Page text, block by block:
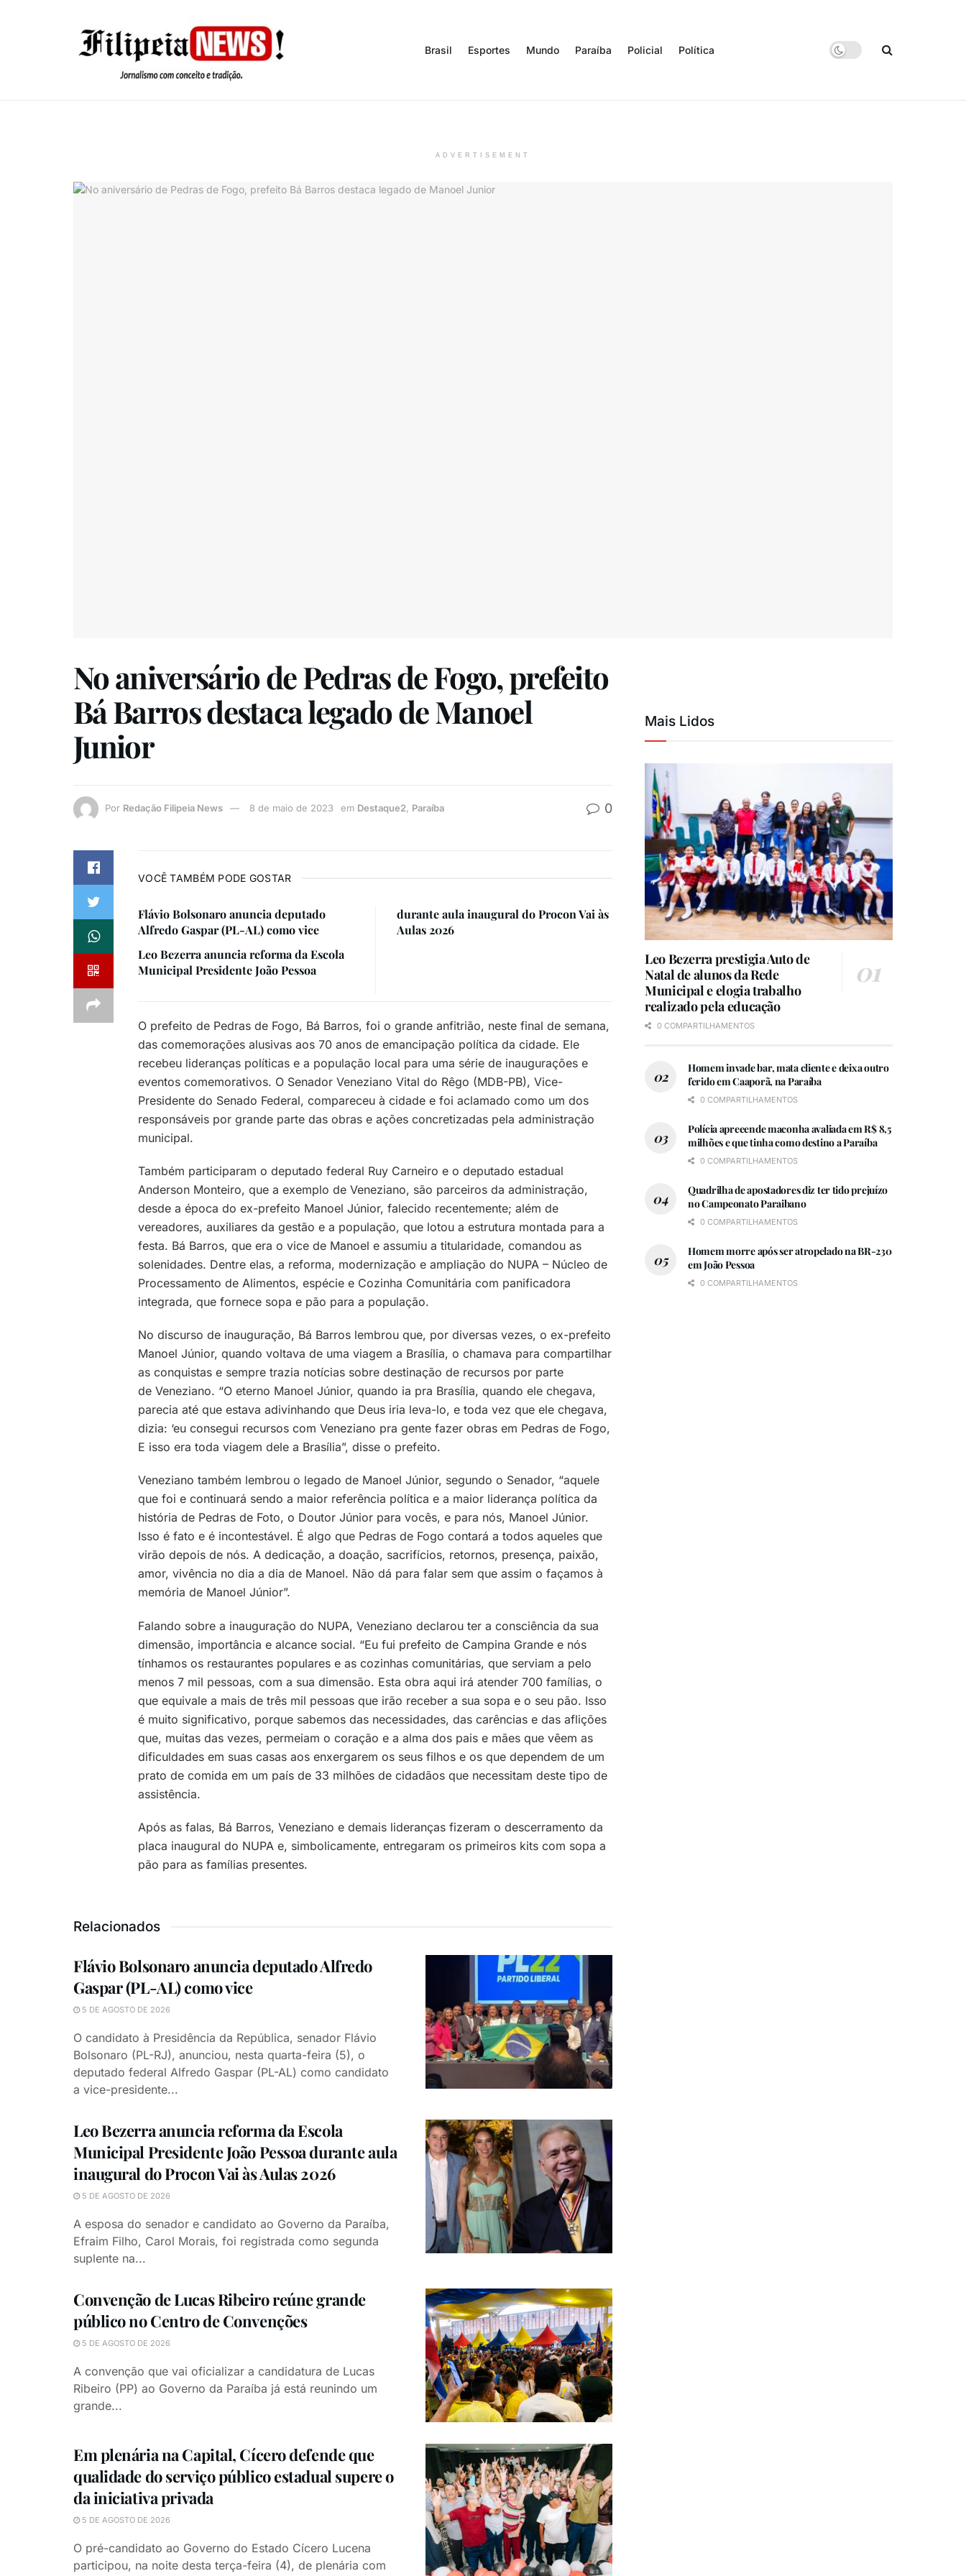
Brasil Esportes Mundo Paraíba Policial Política
ADVERTISEMENT
No aniversário de Pedras de Fogo, prefeito
Bá Barros destaca legado de Manoel
Junior
Por Redação Filipeia News 8 de maio de 2023 em Destaque2, Paraíba 0
VOCÊ TAMBÉM PODE GOSTAR
Flávio Bolsonaro anuncia deputado
Alfredo Gaspar (PL-AL) como vice
Leo Bezerra anuncia reforma da Escola
Municipal Presidente João Pessoa
durante aula inaugural do Procon Vai às
Aulas 2026
O prefeito de Pedras de Fogo, Bá Barros, foi o grande anfitrião, neste final de semana,
das comemorações alusivas aos 70 anos de emancipação política da cidade. Ele
recebeu lideranças políticas e a população local para uma série de inaugurações e
eventos comemorativos. O Senador Veneziano Vital do Rêgo (MDB-PB), Vice-
Presidente do Senado Federal, compareceu à cidade e foi aclamado como um dos
responsáveis por grande parte das obras e ações concretizadas pela administração
municipal.
Também participaram o deputado federal Ruy Carneiro e o deputado estadual
Anderson Monteiro, que a exemplo de Veneziano, são parceiros da administração,
desde a época do ex-prefeito Manoel Júnior, falecido recentemente; além de
vereadores, auxiliares da gestão e a população, que lotou a estrutura montada para a
festa. Bá Barros, que era o vice de Manoel e assumiu a titularidade, comandou as
solenidades. Dentre elas, a reforma, modernização e ampliação do NUPA – Núcleo de
Processamento de Alimentos, espécie e Cozinha Comunitária com panificadora
integrada, que fornece sopa e pão para a população.
No discurso de inauguração, Bá Barros lembrou que, por diversas vezes, o ex-prefeito
Manoel Júnior, quando voltava de uma viagem a Brasília, o chamava para compartilhar
as conquistas e sempre trazia notícias sobre destinação de recursos por parte
de Veneziano. “O eterno Manoel Júnior, quando ia pra Brasília, quando ele chegava,
parecia até que estava adivinhando que Deus iria leva-lo, e toda vez que ele chegava,
dizia: ‘eu consegui recursos com Veneziano pra gente fazer obras em Pedras de Fogo,
E isso era toda viagem dele a Brasília”, disse o prefeito.
Veneziano também lembrou o legado de Manoel Júnior, segundo o Senador, “aquele
que foi e continuará sendo a maior referência política e a maior liderança política da
história de Pedras de Foto, o Doutor Júnior para vocês, e para nós, Manoel Júnior.
Isso é fato e é incontestável. É algo que Pedras de Fogo contará a todos aqueles que
virão depois de nós. A dedicação, a doação, sacrifícios, retornos, presença, paixão,
amor, vivência no dia a dia de Manoel. Não dá para falar sem que assim o façamos à
memória de Manoel Júnior”.
Falando sobre a inauguração do NUPA, Veneziano declarou ter a consciência da sua
dimensão, importância e alcance social. “Eu fui prefeito de Campina Grande e nós
tínhamos os restaurantes populares e as cozinhas comunitárias, que serviam a pelo
menos 7 mil pessoas, com a sua dimensão. Esta obra aqui irá atender 700 famílias, o
que equivale a mais de três mil pessoas que irão receber a sua sopa e o seu pão. Isso
é muito significativo, porque sabemos das necessidades, das carências e das aflições
que, muitas das vezes, permeiam o coração e a alma dos pais e mães que vêem as
dificuldades em suas casas aos enxergarem os seus filhos e os que dependem de um
prato de comida em um país de 33 milhões de cidadãos que necessitam deste tipo de
assistência.
Após as falas, Bá Barros, Veneziano e demais lideranças fizeram o descerramento da
placa inaugural do NUPA e, simbolicamente, entregaram os primeiros kits com sopa a
pão para as famílias presentes.
Relacionados
Flávio Bolsonaro anuncia deputado Alfredo
Gaspar (PL-AL) como vice
5 DE AGOSTO DE 2026
O candidato à Presidência da República, senador Flávio
Bolsonaro (PL-RJ), anunciou, nesta quarta-feira (5), o
deputado federal Alfredo Gaspar (PL-AL) como candidato
a vice-presidente...
Leo Bezerra anuncia reforma da Escola
Municipal Presidente João Pessoa durante aula
inaugural do Procon Vai às Aulas 2026
5 DE AGOSTO DE 2026
A esposa do senador e candidato ao Governo da Paraíba,
Efraim Filho, Carol Morais, foi registrada como segunda
suplente na...
Convenção de Lucas Ribeiro reúne grande
público no Centro de Convenções
5 DE AGOSTO DE 2026
A convenção que vai oficializar a candidatura de Lucas
Ribeiro (PP) ao Governo da Paraíba já está reunindo um
grande...
Em plenária na Capital, Cícero defende que
qualidade do serviço público estadual supere o
da iniciativa privada
5 DE AGOSTO DE 2026
O pré-candidato ao Governo do Estado Cícero Lucena
participou, na noite desta terça-feira (4), de plenária com
Mais Lidos
Leo Bezerra prestigia Auto de
Natal de alunos da Rede
Municipal e elogia trabalho
realizado pela educação
0 COMPARTILHAMENTOS
Homem invade bar, mata cliente e deixa outro
ferido em Caaporã, na Paraíba
0 COMPARTILHAMENTOS
Polícia apreeende maconha avaliada em R$ 8,5
milhões e que tinha como destino a Paraíba
0 COMPARTILHAMENTOS
Quadrilha de apostadores diz ter tido prejuízo
no Campeonato Paraibano
0 COMPARTILHAMENTOS
Homem morre após ser atropelado na BR-230
em João Pessoa
0 COMPARTILHAMENTOS